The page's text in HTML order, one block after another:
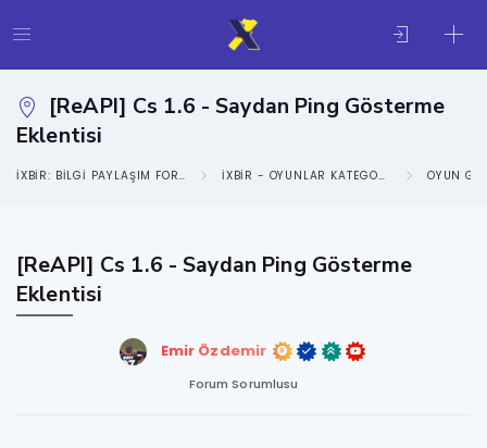
[ReAPI] Cs 1.6 - Saydan Ping Gösterme
Eklentisi
IXBIR: BILGI PAYLAŞIM FORUMU IXBIR - OYUNLAR KATEGORISI OYUN
[ReAPI] Cs 1.6 - Saydan Ping Gösterme
Eklentisi
Emir Özdemir
Forum Sorumlusu